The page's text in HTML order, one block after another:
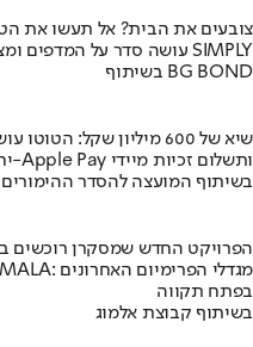
צובעים את הבית? אל תעשו את
מומחה BG BOND עושה סדר על המדפים ומציג את מותג הצבע SIMPLY
בשיתוף BG BOND
שיא של 600 מיליון שקל: הטוטו עושה מהפיכה
יחסי הימור משופרים, הפקדות ב-Apple Pay ותשלום זכיות מיידי
בשיתוף המועצה להסדר
הפרויקט החדש שמסקרן רוכשים
בפתח תקווה
בשיתוף קבוצת אלמוג